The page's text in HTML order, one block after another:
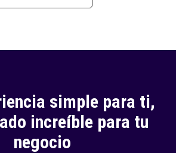
simple para ti,
increíble para tu
negocio